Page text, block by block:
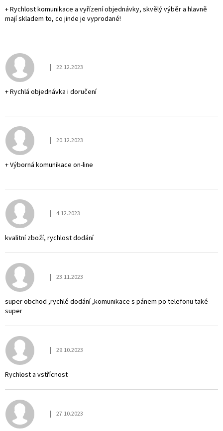
+ Rychlost komunikace a vyřízení objednávky, skvělý výběr a hlavně
mají skladem to, co jinde je vyprodané!
Hodnocení obchodu je 5 z 5 hvězdiček.
| 22.12.2023
+ Rychlá objednávka i doručení
Hodnocení obchodu je 5 z 5 hvězdiček.
| 20.12.2023
+ Výborná komunikace on-line
Hodnocení obchodu je 5 z 5 hvězdiček.
| 4.12.2023
kvalitní zboží, rychlost dodání
Hodnocení obchodu je 5 z 5 hvězdiček.
| 23.11.2023
super obchod ,rychlé dodání ,komunikace s pánem po telefonu také
super
Hodnocení obchodu je 5 z 5 hvězdiček.
| 29.10.2023
Rychlost a vstřícnost
Hodnocení obchodu je 5 z 5 hvězdiček.
| 27.10.2023